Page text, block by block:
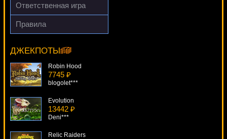
SmileLow***
Ответственная игра
Правила
ДЖЕКПОТЫ
Giant 7
alex***
Robin Hood
7745 ₽
blogolet***
Evolution
13442 ₽
Deni***
Relic Raiders